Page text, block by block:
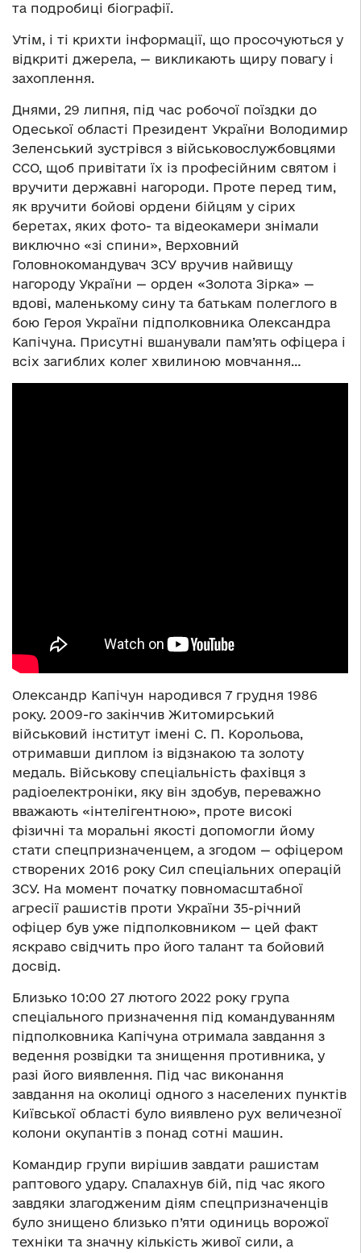
та подробиці біографії.
Утім, і ті крихти інформації, що просочуються у
відкриті джерела, — викликають щиру повагу і
захоплення.
Днями, 29 липня, під час робочої поїздки до
Одеської області Президент України Володимир
Зеленський зустрівся з військовослужбовцями
ССО, щоб привітати їх із професійним святом і
вручити державні нагороди. Проте перед тим,
як вручити бойові ордени бійцям у сірих
беретах, яких фото- та відеокамери знімали
виключно «зі спини», Верховний
Головнокомандувач ЗСУ вручив найвищу
нагороду України — орден «Золота Зірка» —
вдові, маленькому сину та батькам полеглого в
бою Героя України підполковника Олександра
Капічуна. Присутні вшанували пам’ять офіцера і
всіх загиблих колег хвилиною мовчання…
Олександр Капічун народився 7 грудня 1986
року. 2009-го закінчив Житомирський
військовий інститут імені С. П. Корольова,
отримавши диплом із відзнакою та золоту
медаль. Військову спеціальність фахівця з
радіоелектроніки, яку він здобув, переважно
вважають «інтелігентною», проте високі
фізичні та моральні якості допомогли йому
стати спецпризначенцем, а згодом — офіцером
створених 2016 року Сил спеціальних операцій
ЗСУ. На момент початку повномасштабної
агресії рашистів проти України 35-річний
офіцер був уже підполковником — цей факт
яскраво свідчить про його талант та бойовий
досвід.
Близько 10:00 27 лютого 2022 року група
спеціального призначення під командуванням
підполковника Капічуна отримала завдання з
ведення розвідки та знищення противника, у
разі його виявлення. Під час виконання
завдання на околиці одного з населених пунктів
Київської області було виявлено рух величезної
колони окупантів з понад сотні машин.
Командир групи вирішив завдати рашистам
раптового удару. Спалахнув бій, під час якого
завдяки злагодженим діям спецпризначенців
було знищено близько п’яти одиниць ворожої
техніки та значну кількість живої сили, а